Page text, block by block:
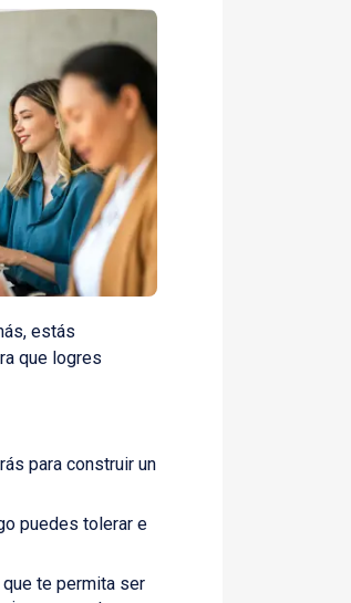
estás
que logres
para construir un
puedes tolerar e
te permita ser